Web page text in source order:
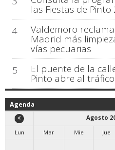
las Fiestas de Pinto
4
Valdemoro
Madrid más
vías pecuarias
5
El puente de la
Pinto abre al tráfico
Agenda
Agosto
Lun
Mar Mie Jue